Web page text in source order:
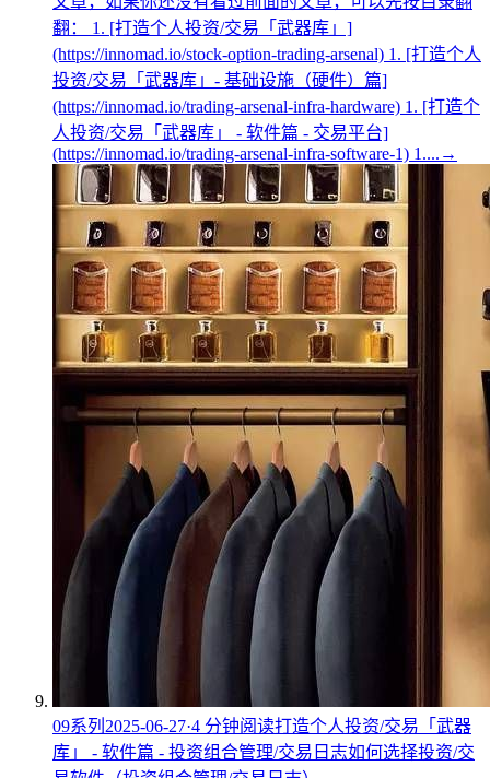
翻： 1. [打造个人投资/交易「武器库」]
(https://innomad.io/stock-option-trading-arsenal) 1. [打造个人
投资/交易「武器库」- 基础设施（硬件）篇]
(https://innomad.io/trading-arsenal-infra-hardware) 1. [打造个
人投资/交易「武器库」 - 软件篇 - 交易平台]
(https://innomad.io/trading-arsenal-infra-software-1) 1.... →
09系列 2025-06-27·4 分钟阅读打造个人投资/交易「武器
库」 - 软件篇 - 投资组合管理/交易日志如何选择投资/交